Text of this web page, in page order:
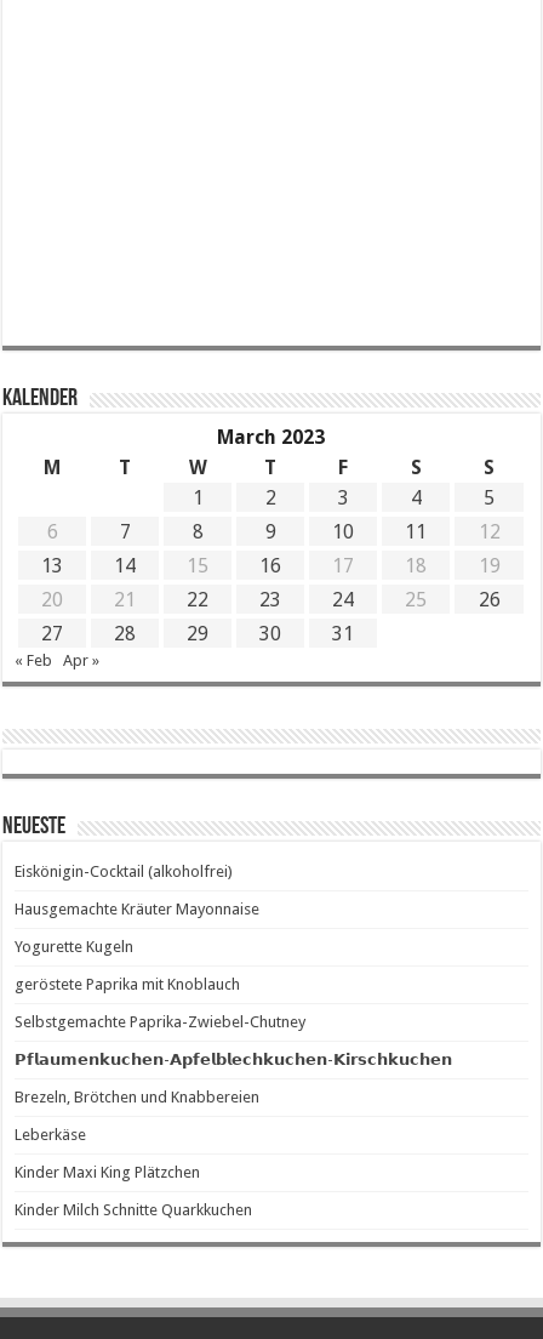
KALENDER
March 2023
M
T W T F S
S
1
2 3 4
5
6
7 8 9 10 11
12
13
14 15 16 17 18
19
20
21 22 23 24 25
26
27
28 29 30 31
« Feb Apr »
Neueste
Eiskönigin-Cocktail (alkoholfrei)
Hausgemachte Kräuter Mayonnaise
Yogurette Kugeln
geröstete Paprika mit Knoblauch
Selbstgemachte Paprika-Zwiebel-Chutney
𝗣𝗳𝗹𝗮𝘂𝗺𝗲𝗻𝗸𝘂𝗰𝗵𝗲𝗻-𝗔𝗽𝗳𝗲𝗹𝗯𝗹𝗲𝗰𝗵𝗸𝘂𝗰𝗵𝗲𝗻-𝗞𝗶𝗿𝘀𝗰𝗵𝗸𝘂𝗰𝗵𝗲𝗻
Brezeln, Brötchen und Knabbereien
Leberkäse
Kinder Maxi King Plätzchen
Kinder Milch Schnitte Quarkkuchen